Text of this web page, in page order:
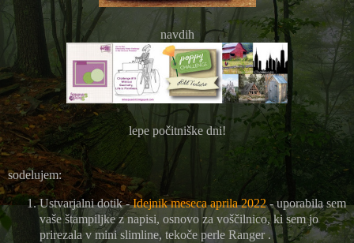
navdih
lepe počitniške dni!
sodelujem:
Ustvarjalni dotik -Idejnik meseca aprila 2022- uporabila sem
vaše štampiljke z napisi, osnovo za voščilnico, ki sem jo
prirezala v mini slimline, tekoče perle Ranger .